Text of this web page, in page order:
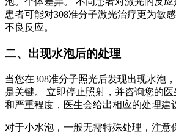
患者可能对308准分子激光治疗更为敏
不良反应。
二、出现水泡后的处理
当您在308准分子照光后发现出现水泡
是关键。 立即停止照射，并咨询您的
和严重程度，医生会给出相应的处理建
对于小水泡，一般无需特殊处理，注意